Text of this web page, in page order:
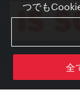
つでも
全